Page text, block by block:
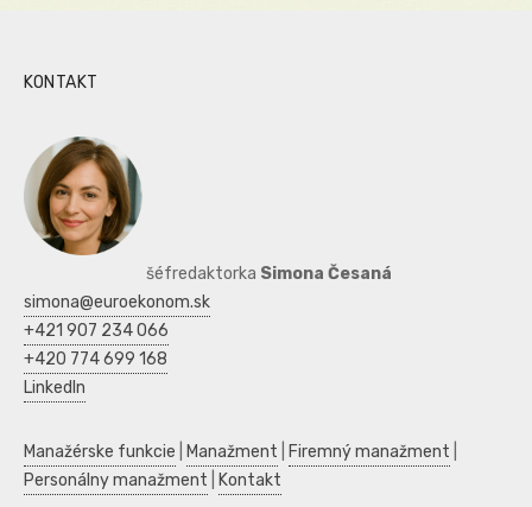
KONTAKT
šéfredaktorka Simona Česaná
simona@euroekonom.sk
+421 907 234 066
+420 774 699 168
LinkedIn
Manažérske funkcie Manažment Firemný manažment
Personálny manažment
Kontakt